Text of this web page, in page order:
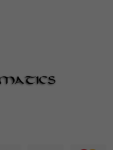
fonctionnement
du site Web.